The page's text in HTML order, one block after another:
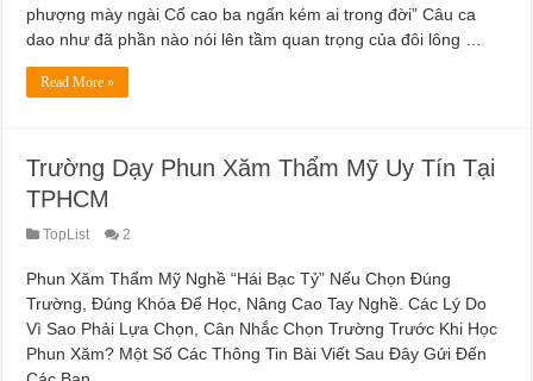
phượng mày ngài Cổ cao ba ngấn kém ai trong đời” Câu ca
dao như đã phần nào nói lên tầm quan trọng của đôi lông …
Read More »
Trường Dạy Phun Xăm Thẩm Mỹ Uy Tín Tại
TPHCM
TopList 2
Phun Xăm Thẩm Mỹ Nghề “Hái Bạc Tỷ” Nếu Chọn Đúng
Trường, Đúng Khóa Để Học, Nâng Cao Tay Nghề. Các Lý Do
Vì Sao Phải Lựa Chọn, Cân Nhắc Chọn Trường Trước Khi Học
Phun Xăm? Một Số Các Thông Tin Bài Viết Sau Đây Gửi Đến